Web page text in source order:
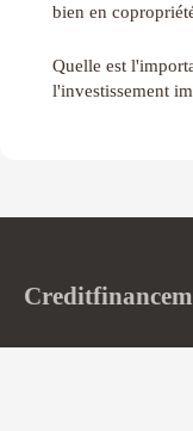
bien en
Quelle est
l'investissement